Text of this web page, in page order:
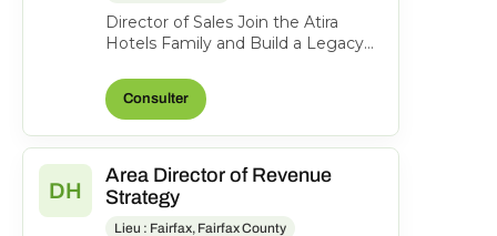
Director of Sales Join the Atira
Hotels Family and Build a Legacy
Place Schaumbu...
Consulter
DH
Area Director of Revenue
Strategy
Lieu : Fairfax, Fairfax County